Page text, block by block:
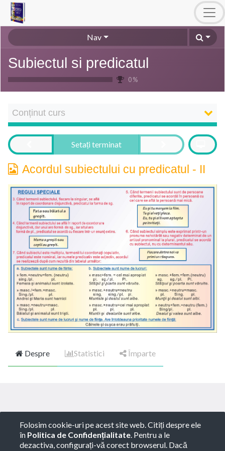
Nav
Subiectul si predicatul
0 %
Conținut curs
Acordul subiectului cu predicatul - II
Setați terminat
Despre Statistici Împarte
Folosim cookie-uri pe acest site web. Citiți despre ele
în Politica de Confidențialitate. Pentru a le
dezactiva, configurați-vă corect browserul. Dacă
Copyright © ROTARY GLOBART SRL -Termeni de
utilizare-Politica de Confidențialitate -Consultanță
juridică